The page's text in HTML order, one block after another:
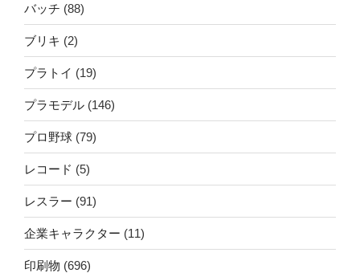
バッチ (88)
ブリキ (2)
プラトイ (19)
プラモデル (146)
プロ野球 (79)
レコード (5)
レスラー (91)
企業キャラクター (11)
印刷物 (696)